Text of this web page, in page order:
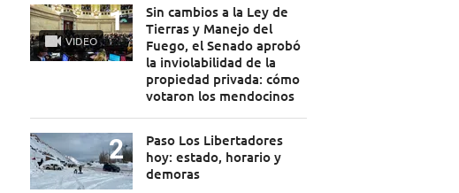
VIDEO
Sin cambios a la Ley de
Tierras y Manejo del
Fuego, el Senado aprobó
la inviolabilidad de la
propiedad privada: cómo
votaron los mendocinos
Paso Los Libertadores
hoy: estado, horario y
demoras